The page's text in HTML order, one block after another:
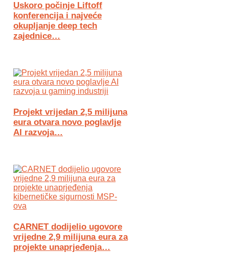
Uskoro počinje Liftoff
konferencija i najveće
okupljanje deep tech
zajednice…
Projekt vrijedan 2,5 milijuna
eura otvara novo poglavlje
AI razvoja…
CARNET dodijelio ugovore
vrijedne 2,9 milijuna eura za
projekte unaprjeđenja…